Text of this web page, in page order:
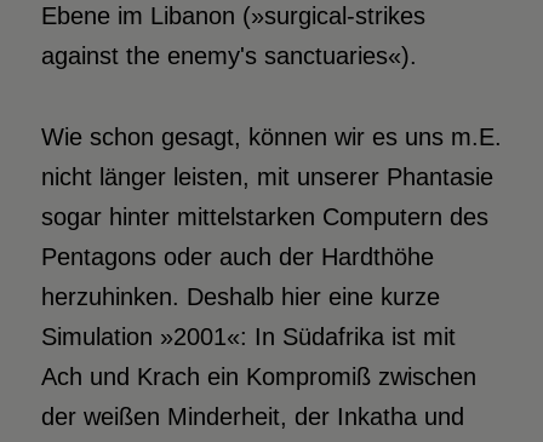
Ebene im Libanon (»surgical-strikes
against the enemy's sanctuaries«).
Wie schon gesagt, können wir es uns m.E.
nicht länger leisten, mit unserer Phantasie
sogar hinter mittelstarken Computern des
Pentagons oder auch der Hardthöhe
herzuhinken. Deshalb hier eine kurze
Simulation »2001«: In Südafrika ist mit
Ach und Krach ein Kompromiß zwischen
der weißen Minderheit, der Inkatha und